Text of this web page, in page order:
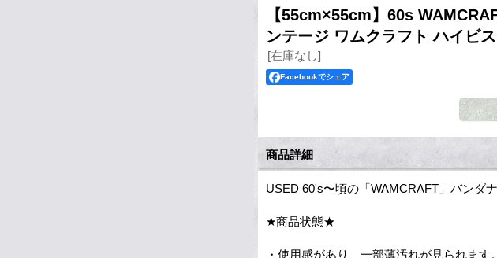
【55cm×55cm】60s
ンテージ ワムクラフト ハイビ
[在庫なし]
Facebookでシェア
商品詳細
USED 60's〜頃の「WAMCRAFT」バンダナ
★商品状態★
・使用感があり、一部薄汚れが見られま